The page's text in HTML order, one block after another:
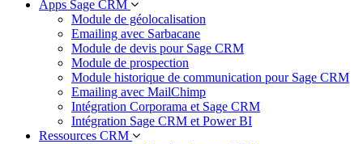
Apps Sage CRM
Module de géolocalisation
Emailing avec Sarbacane
Module de devis pour Sage CRM
Module de prospection
Module historique de communication pour Sage CRM
Emailing avec MailChimp
Intégration Corporama et Sage CRM
Intégration Sage CRM et Power BI
Ressources CRM